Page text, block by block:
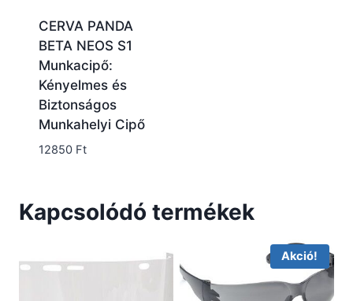
CERVA PANDA
BETA NEOS S1
Munkacipő:
Kényelmes és
Biztonságos
Munkahelyi Cipő
12850 Ft
Kapcsolódó termékek
Akció!